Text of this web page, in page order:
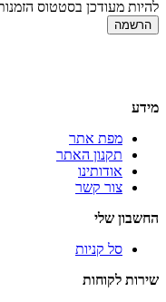
להיות מעודכן בסטטוס
הרשמה
מידע
מפת אתר
תקנון האתר
אודותינו
צור קשר
החשבון שלי
סל קניות
שירות לקוחות